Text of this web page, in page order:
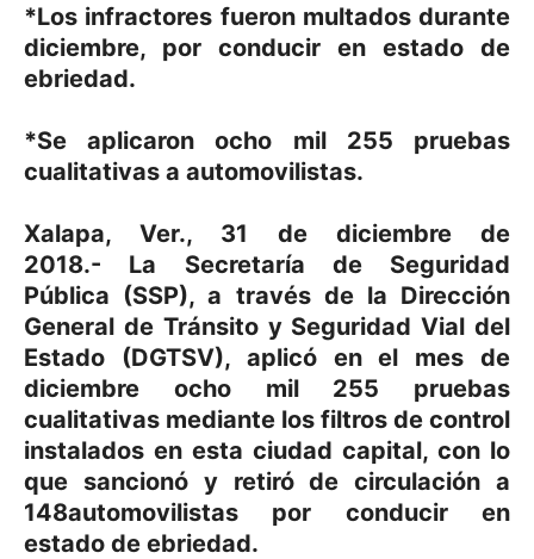
*Los infractores fueron multados durante
diciembre, por conducir en estado de
ebriedad.
*Se aplicaron ocho mil 255 pruebas
cualitativas a automovilistas.
Xalapa, Ver., 31 de diciembre de
2018.- La Secretaría de Seguridad
Pública (SSP), a través de la Dirección
General de Tránsito y Seguridad Vial del
Estado (DGTSV), aplicó en el mes de
diciembre ocho mil 255 pruebas
cualitativas mediante los filtros de control
instalados en esta ciudad capital, con lo
que sancionó y retiró de circulación a
148automovilistas por conducir en
estado de ebriedad.